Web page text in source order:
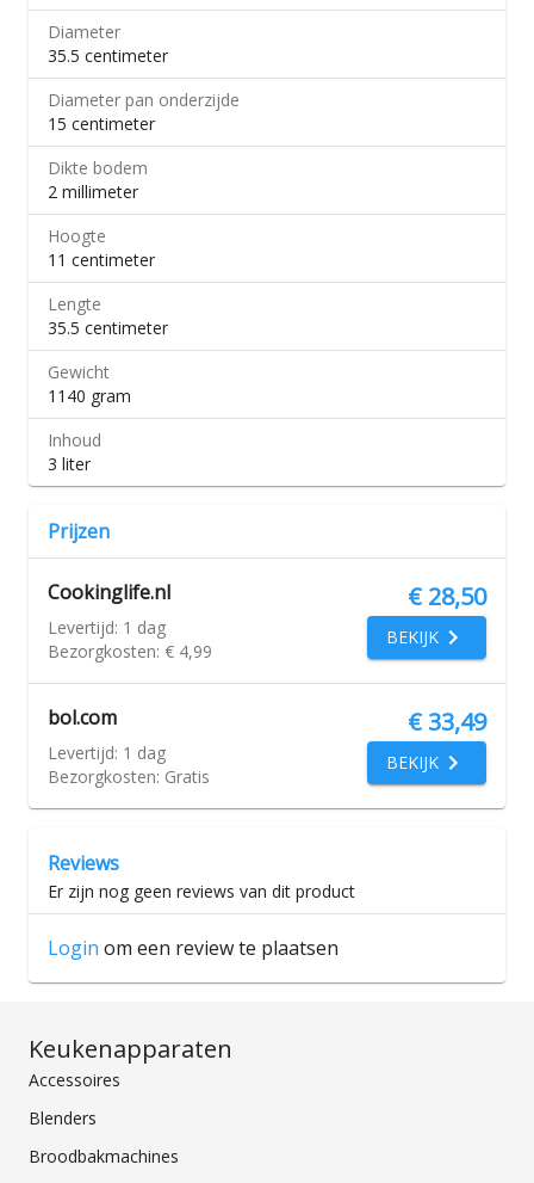
Diameter
35.5 centimeter
Diameter pan onderzijde
15 centimeter
Dikte bodem
2 millimeter
Hoogte
11 centimeter
Lengte
35.5 centimeter
Gewicht
1140 gram
Inhoud
3 liter
Prijzen
Cookinglife.nl € 28,50
BEKIJK
Levertijd: 1 dag
Bezorgkosten: € 4,99
bol.com € 33,49
BEKIJK
Levertijd: 1 dag
Bezorgkosten: Gratis
Reviews
Er zijn nog geen reviews van dit product
Login om een review te plaatsen
Keukenapparaten
Accessoires
Blenders
Broodbakmachines